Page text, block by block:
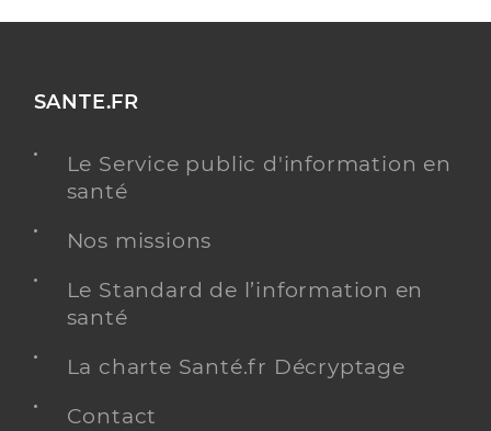
SANTE.FR
Le Service public d'information en
santé
Nos missions
Le Standard de l’information en
santé
La charte Santé.fr Décryptage
Contact